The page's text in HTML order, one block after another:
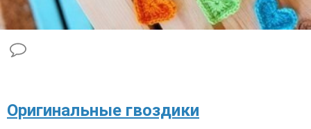
​Оригинальные гвоздики